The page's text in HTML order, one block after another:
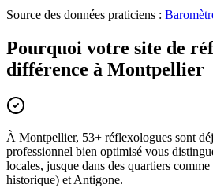
Source des données praticiens :
Pourquoi votre site de
différence à Montpellier
À Montpellier, 53+ réflexologues sont
professionnel bien optimisé vous
locales, jusque dans des quartiers
historique) et Antigone.